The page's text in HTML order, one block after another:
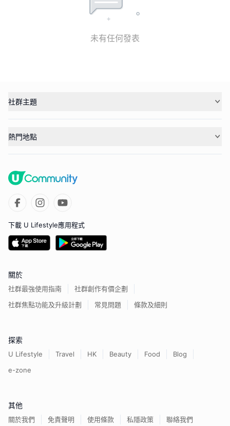
未有任何發表
社群主題
熱門地點
下載 U Lifestyle應用程式
關於
社群最強使用指南
社群創作有價企劃
社群焦點功能及升級計劃
常見問題 條款及細則
探索
U Lifestyle Travel HK Beauty Food
Blog
e-zone
其他
關於我們 免責聲明 使用條款 私隱政策 聯絡我們